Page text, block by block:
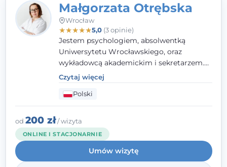
Małgorzata Otrębska
Wrocław
★★★★★5,0(3 opinie)
Jestem psychologiem, absolwentką
Uniwersytetu Wrocławskiego, oraz
wykładowcą akademickim i sekretarzem.
Dodatkowo mam kwalifikacje mediatora,
specjalizując się w sprawach rodzinnych,
cywilnych oraz karnych.
Czytaj więcej
Polski
od 200 zł/ wizyta
ONLINE I STACJONARNIE
Umów wizytę